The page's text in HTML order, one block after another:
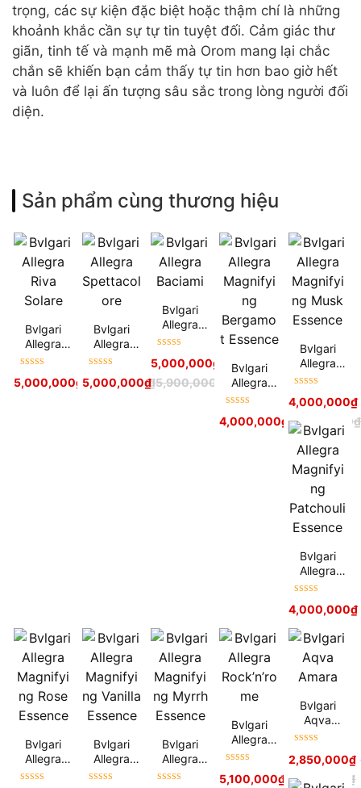
trọng, các sự kiện đặc biệt hoặc thậm chí là những
khoảnh khắc cần sự tự tin tuyệt đối. Cảm giác thư
giãn, tinh tế và mạnh mẽ mà Orom mang lại chắc
chắn sẽ khiến bạn cảm thấy tự tin hơn bao giờ hết
và luôn để lại ấn tượng sâu sắc trong lòng người đối
diện.
Sản phẩm cùng thương hiệu
Bvlgari
Allegra
Riva Solare
hạng5sao 5,900,000₫
5,000,000₫
Bvlgari
Allegra
Spettacolo
hạng5sao 5,900,000
5,000,000₫
Bvlgari
Allegra
Baciami
hạng5sao 5,800,000
5,000,000₫
Bvlgari
Allegra
Magnifying
Essence
hạng5sao 4,900,000₫
4,000,000₫
Bvlgari
Allegra
Magnifying
Essence
hạng5sao
4,000,000₫
Bvlgari
Allegra
Magnifying
Essence
hạng5sao
4,000,000₫
Bvlgari
Allegra
Magnifying
Bvlgari
Allegra
Magnifying
Bvlgari
Allegra
Magnifying
Bvlgari
Allegra
Rock’n’rom
hạng5sao 6,100,000 ₫
5,100,000₫
Bvlgari
Aqva
Amara
hạng5sao
2,850,000₫